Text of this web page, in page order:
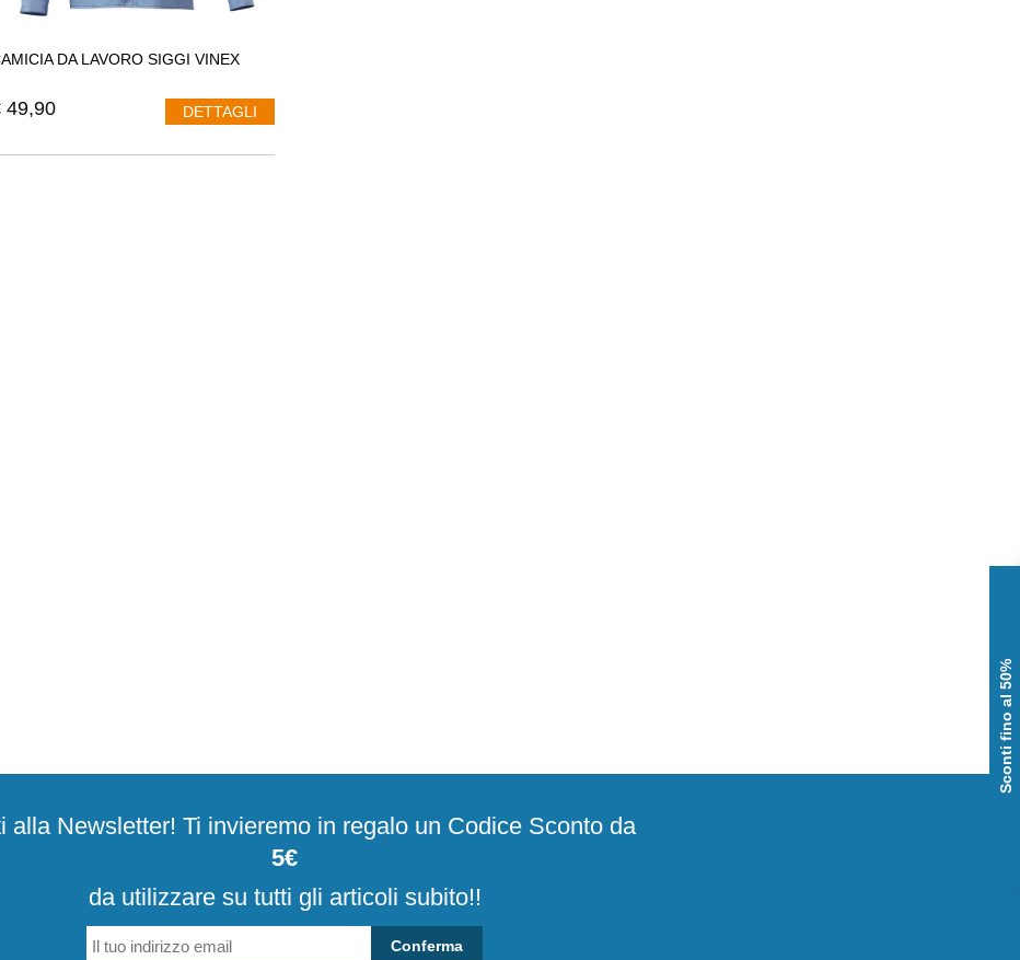
DA LAVORO SIGGI VINEX
49,90 DETTAGLI
alla Newsletter! Ti invieremo in regalo un Codice Sconto da
5€
da utilizzare su tutti gli articoli subito!!
Conferma
Sconti fino al 50%